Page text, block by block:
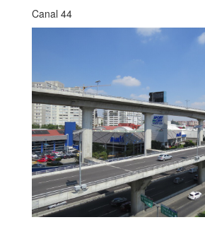
Canal 44